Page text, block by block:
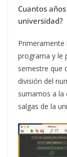
Cuantos
universidad?
Primeramente
programa y le
semestre que
división del
sumamos a la
salgas de la